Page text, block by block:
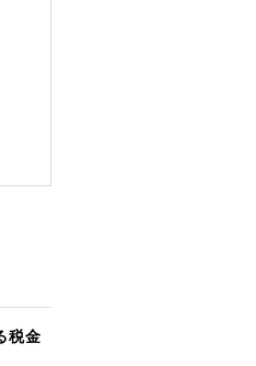
税金